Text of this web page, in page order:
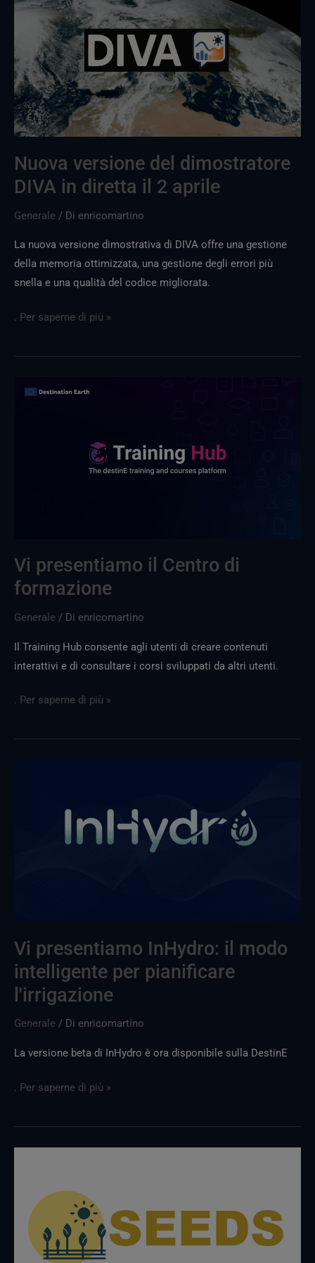
Nuova versione del dimostratore
DIVA in diretta il 2 aprile
Generale / Di enricomartino
La nuova versione dimostrativa di DIVA offre una gestione
della memoria ottimizzata, una gestione degli errori più
snella e una qualità del codice migliorata.
dimostratore
DIVA
in
diretta
il
2
. Per saperne di più »
Vi presentiamo il Centro di
formazione
Generale / Di enricomartino
Il Training Hub consente agli utenti di creare contenuti
interattivi e di consultare i corsi sviluppati da altri utenti.
. Per saperne di più »
Vi presentiamo InHydro: il modo
intelligente per pianificare
l'irrigazione
Generale / Di enricomartino
La versione beta di InHydro è ora disponibile sulla DestinE
. Per saperne di più »
SEEDS:
sostenere
decisioni